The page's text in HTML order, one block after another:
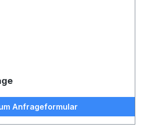
Anfrageformular